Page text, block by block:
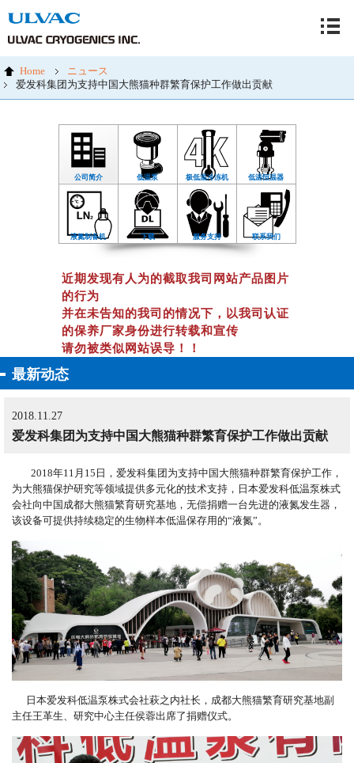
Home
ニュース
爱发科集团为支持中国大熊猫种群繁育保护工作做出贡献
公司简介 低温泵 极低温冷冻机 低温恒温器
液氮制备机 下载 服务支持 联系我们
近期发现有人为的截取我司网站产品图片
的行为
并在未告知的我司的情况下，以我司认证
的保养厂家身份进行转载和宣传
请勿被类似网站误导！！
最新动态
2018.11.27
爱发科集团为支持中国大熊猫种群繁育保护工作做出贡献
2018年11月15日，爱发科集团为支持中国大熊猫种群繁育保护工作，
为大熊猫保护研究等领域提供多元化的技术支持，日本爱发科低温泵株式
会社向中国成都大熊猫繁育研究基地，无偿捐赠一台先进的液氮发生器，
该设备可提供持续稳定的生物样本低温保存用的“液氮”。
日本爱发科低温泵株式会社萩之内社长，成都大熊猫繁育研究基地副
主任王革生、研究中心主任侯蓉出席了捐赠仪式。